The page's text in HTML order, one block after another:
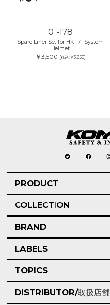
01-178
Spare Liner Set for HK-171 System
Helmet
￥3,500 (税込:￥3,850)
PRODUCT
COLLECTION
BRAND
LABELS
TOPICS
DISTRIBUTOR/取扱店舗